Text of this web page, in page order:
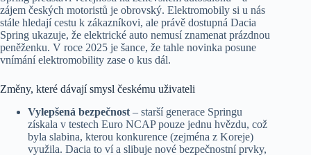
zájem českých motoristů je obrovský. Elektromobily si u nás
stále hledají cestu k zákazníkovi, ale právě dostupná Dacia
Spring ukazuje, že elektrické auto nemusí znamenat prázdnou
peněženku. V roce 2025 je šance, že tahle novinka posune
vnímání elektromobility zase o kus dál.
Změny, které dávají smysl českému uživateli
Vylepšená bezpečnost – starší generace Springu
získala v testech Euro NCAP pouze jednu hvězdu, což
byla slabina, kterou konkurence (zejména z Koreje)
využila. Dacia to ví a slibuje nové bezpečnostní prvky,